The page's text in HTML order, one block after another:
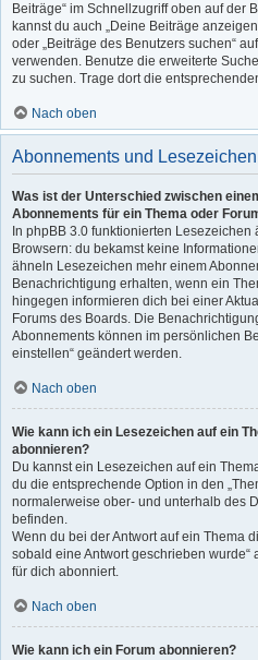
Beiträge“ im Schnellzugriff oben auf der
kannst du auch „Deine Beiträge
oder „Beiträge des Benutzers suchen“
verwenden. Benutze die erweiterte
zu suchen. Trage dort die
Nach oben
Abonnements und Lesezeichen
Was ist der Unterschied zwischen
Abonnements für ein Thema oder
In phpBB 3.0 funktionierten
Browsern: du bekamst keine
ähneln Lesezeichen mehr einem
Benachrichtigung erhalten, wenn ein
hingegen informieren dich bei einer
Forums des Boards. Die
Abonnements können im persönlichen
einstellen“ geändert werden.
Nach oben
Wie kann ich ein Lesezeichen auf ein
abonnieren?
Du kannst ein Lesezeichen auf ein
du die entsprechende Option in den
normalerweise ober- und unterhalb des
befinden.
Wenn du bei der Antwort auf ein Thema
sobald eine Antwort geschrieben
für dich abonniert.
Nach oben
Wie kann ich ein Forum abonnieren?